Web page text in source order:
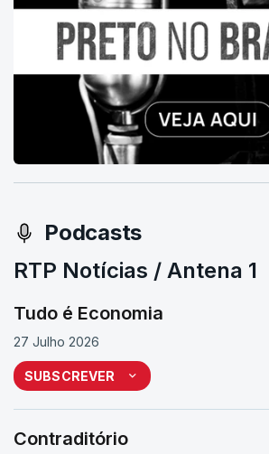
Podcasts
RTP Notícias / Antena 1
Tudo é Economia
27 Julho 2026
SUBSCREVER
Contraditório